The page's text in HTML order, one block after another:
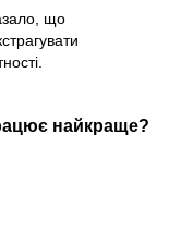
що
найкраще?